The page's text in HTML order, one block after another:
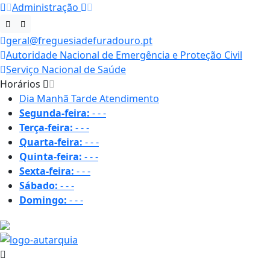
Administração
geral@freguesiadefuradouro.pt
Autoridade Nacional de Emergência e Proteção Civil
Serviço Nacional de Saúde
Horários
Dia Manhã TardeAtendimento
Segunda-feira: ---
Terça-feira: ---
Quarta-feira: ---
Quinta-feira: ---
Sexta-feira: ---
Sábado: ---
Domingo: ---